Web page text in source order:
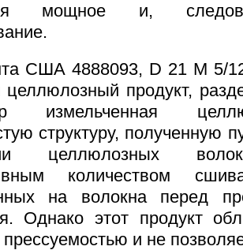
мощное и,
США 4888093, D 21 M 5/
целлюлозный продукт,
измельченная
структуру, полученную
целлюлозных
количеством
на волокна перед
Однако этот продукт
и не